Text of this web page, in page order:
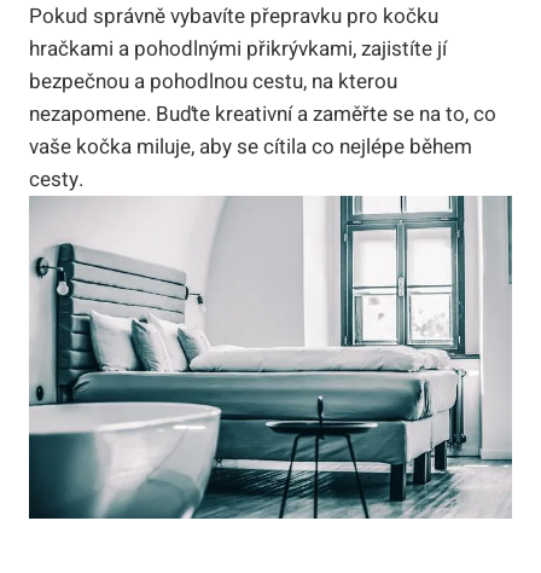
Pokud správně vybavíte přepravku pro kočku
hračkami a pohodlnými přikrývkami, zajistíte jí
bezpečnou a pohodlnou cestu, na kterou
nezapomene. Buďte kreativní a zaměřte se na to, co
vaše kočka miluje, aby se cítila co nejlépe během
cesty.